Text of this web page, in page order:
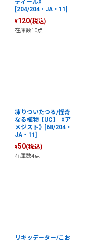
ティール》
[204/204・JA・11]
¥120(税込)
在庫数10点
凍りついたつる/怪奇
なる植物【UC】《ア
メジスト》[68/204・
JA・11]
¥50(税込)
在庫数4点
リキッデーター/こお